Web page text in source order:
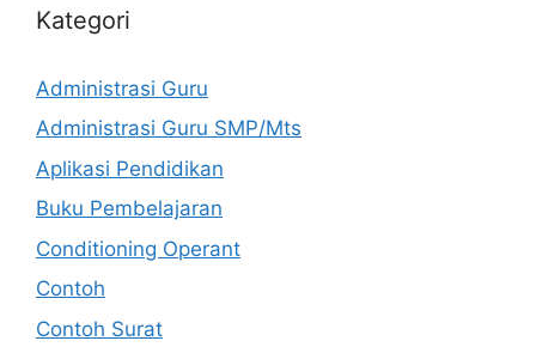
Kategori
Administrasi Guru
Administrasi Guru SMP/Mts
Aplikasi Pendidikan
Buku Pembelajaran
Conditioning Operant
Contoh
Contoh Surat